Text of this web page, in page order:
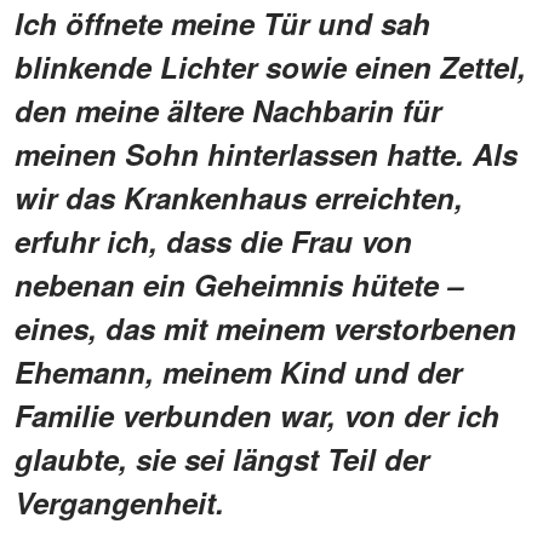
Ich öffnete meine Tür und sah
blinkende Lichter sowie einen Zettel,
den meine ältere Nachbarin für
meinen Sohn hinterlassen hatte. Als
wir das Krankenhaus erreichten,
erfuhr ich, dass die Frau von
nebenan ein Geheimnis hütete –
eines, das mit meinem verstorbenen
Ehemann, meinem Kind und der
Familie verbunden war, von der ich
glaubte, sie sei längst Teil der
Vergangenheit.